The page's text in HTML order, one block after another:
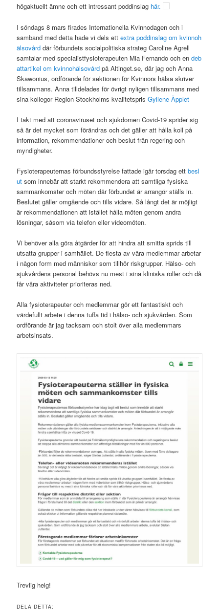
högaktuellt ämne och ett intressant poddinslag här.
I söndags 8 mars firades Internationella Kvinnodagen och i
samband med detta hade vi dels ettextra poddinslag om kvinnoh
älsovård där förbundets socialpolitiska strateg Caroline Agrell
samtalar med specialistfysioterapeuten Mia Fernando och endeb
attartikel om kvinnohälsovård på Altinget.se, där jag och Anna
Skawonius, ordförande för sektionen för Kvinnors hälsa skriver
tillsammans. Anna tilldelades för övrigt nyligen tillsammans med
sina kollegor Region Stockholms kvalitetsprisGyllene Äpplet
I takt med att coronaviruset och sjukdomen Covid-19 sprider sig
så är det mycket som förändras och det gäller att hålla koll på
information, rekommendationer och beslut från regering och
myndigheter.
Fysioterapeuternas förbundsstyrelse fattade igår torsdag ettbesl
ut som innebär att starkt rekommendera att samtliga fysiska
sammankomster och möten där förbundet är arrangör ställs in.
Beslutet gäller omgående och tills vidare. Så långt det är möjligt
är rekommendationen att istället hålla möten genom andra
lösningar, såsom via telefon eller videomöten.
Vi behöver alla göra åtgärder för att hindra att smitta sprids till
utsatta grupper i samhället. De flesta av våra medlemmar arbetar
i någon form med människor som tillhör riskgrupper. Hälso- och
sjukvårdens personal behövs nu mest i sina kliniska roller och då
får våra aktiviteter prioriteras ned.
Alla fysioterapeuter och medlemmar gör ett fantastiskt och
värdefullt arbete i denna tuffa tid i hälso- och sjukvården. Som
ordförande är jag tacksam och stolt över alla medlemmars
arbetsinsats.
Trevlig helg!
DELA DETTA: